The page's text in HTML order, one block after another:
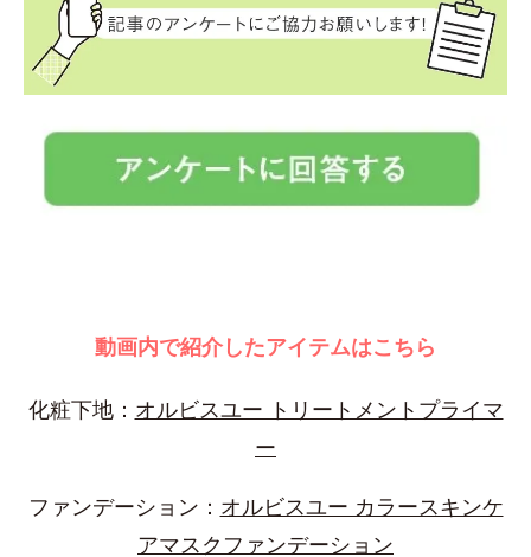
動画内で紹介したアイテムはこちら
化粧下地： オルビスユー トリートメントプライマ
ー
ファンデーション： オルビスユー カラースキンケ
アマスクファンデーション